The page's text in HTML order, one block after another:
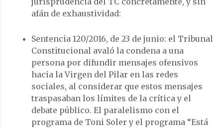
afán de exhaustividad:
Sentencia 120/2016, de 23 de junio: el Tribunal
Constitucional avaló la condena a una
persona por difundir mensajes ofensivos
hacia la Virgen del Pilar en las redes
sociales, al considerar que estos mensajes
traspasaban los límites de la crítica y el
debate público. El paralelismo con el
programa de Toni Soler y el programa “Está